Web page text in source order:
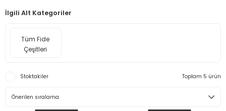
İlgili Alt Kategoriler
Tüm Fide
Çeşitleri
Stoktakiler Toplam 5 ürün